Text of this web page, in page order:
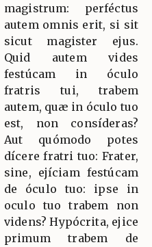
magistrum: perféctus
autem omnis erit, si sit
sicut magister ejus.
Quid autem vides
festúcam in óculo
fratris tui, trabem
autem, quæ in óculo tuo
est, non consíderas?
Aut quómodo potes
dícere fratri tuo: Frater,
sine, ejíciam festúcam
de óculo tuo: ipse in
oculo tuo trabem non
videns? Hypócrita, ejice
primum trabem de